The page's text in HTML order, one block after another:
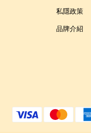
私隱政策
品牌介紹